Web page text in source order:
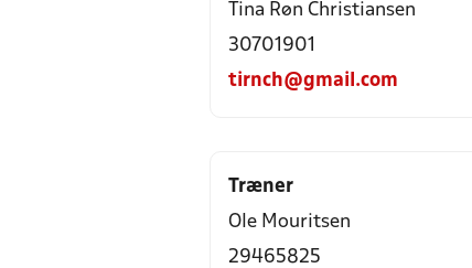
Tina Røn Christiansen
30701901
tirnch@gmail.com
Træner
Ole Mouritsen
29465825